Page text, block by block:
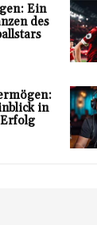
Ein
des
in